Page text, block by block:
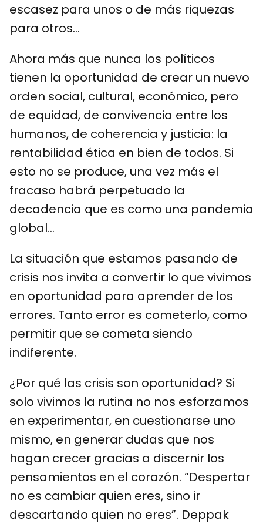
escasez para unos o de más riquezas
para otros…
Ahora más que nunca los políticos
tienen la oportunidad de crear un nuevo
orden social, cultural, económico, pero
de equidad, de convivencia entre los
humanos, de coherencia y justicia: la
rentabilidad ética en bien de todos. Si
esto no se produce, una vez más el
fracaso habrá perpetuado la
decadencia que es como una pandemia
global…
La situación que estamos pasando de
crisis nos invita a convertir lo que vivimos
en oportunidad para aprender de los
errores. Tanto error es cometerlo, como
permitir que se cometa siendo
indiferente.
¿Por qué las crisis son oportunidad? Si
solo vivimos la rutina no nos esforzamos
en experimentar, en cuestionarse uno
mismo, en generar dudas que nos
hagan crecer gracias a discernir los
pensamientos en el corazón. “Despertar
no es cambiar quien eres, sino ir
descartando quien no eres”. Deppak